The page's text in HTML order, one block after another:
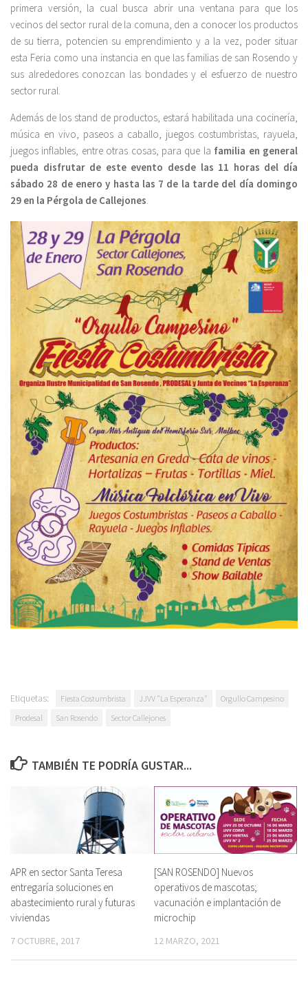
primera versión, la cual busca abrir una ventana para que los
vecinos del sector rural de la comuna, den a conocer los productos
de su tierra, potencien su emprendimiento y a la vez, poder situar
esta Feria como una instancia en que las familias de san Rosendo y
sus alrededores conozcan las bondades y el esfuerzo de nuestro
sector rural.
Además de los stand de productos, estará habilitada una cocinería,
música en vivo, paseos a caballo, juegos costumbristas, rayuela,
juegos inflables, entre otras cosas, para que la familia en general
pueda disfrutar de este evento desde las 11 horas del día
sábado 28 de enero y hasta las 7 de la tarde del día domingo
29 en la Pérgola de Callejones
Etiquetas: Fiesta Costumbrista JJVV "La Esperanza"
Orgullo Campesino
Prodesal
San Rosendo Sector Callejones
TAMBIÉN TE PODRÍA GUSTAR...
APR en sector Santa Teresa
entregaría soluciones en
abastecimiento rural y futuras
viviendas
7 OCTUBRE, 2017
[SAN ROSENDO] Nuevos
operativos de mascotas;
vacunación e implantación de
microchip
12 MARZO, 2021